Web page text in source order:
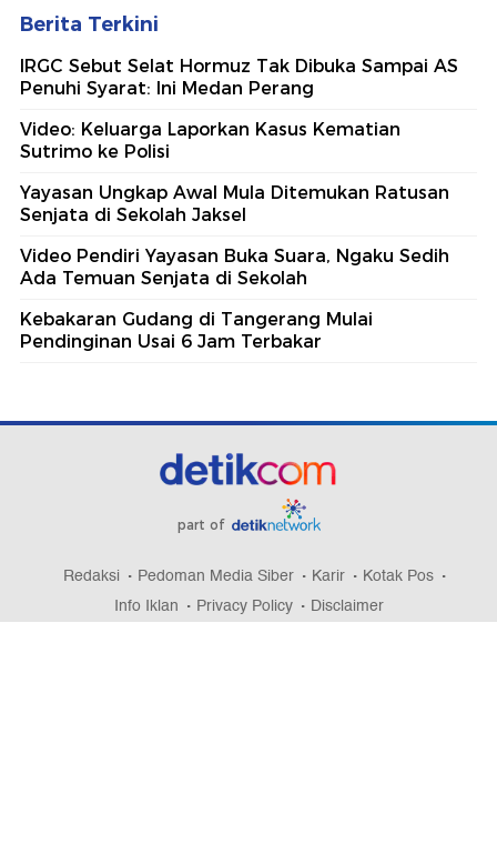
Berita Terkini
IRGC Sebut Selat Hormuz Tak Dibuka Sampai AS
Penuhi Syarat: Ini Medan Perang
Video: Keluarga Laporkan Kasus Kematian
Sutrimo ke Polisi
Yayasan Ungkap Awal Mula Ditemukan Ratusan
Senjata di Sekolah Jaksel
Video Pendiri Yayasan Buka Suara, Ngaku Sedih
Ada Temuan Senjata di Sekolah
Kebakaran Gudang di Tangerang Mulai
Pendinginan Usai 6 Jam Terbakar
part of
Redaksi Pedoman Media Siber Karir
Kotak Pos
Info Iklan
Privacy Policy Disclaimer